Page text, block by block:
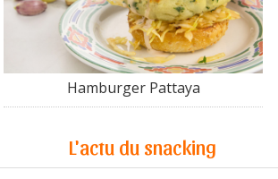
Hamburger Pattaya
L'actu du snacking